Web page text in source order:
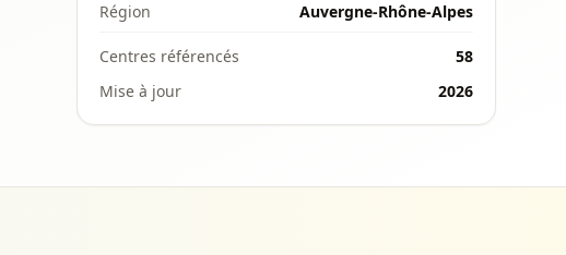
Région Auvergne-Rhône-Alpes
Centres référencés
58
Mise à jour
2026